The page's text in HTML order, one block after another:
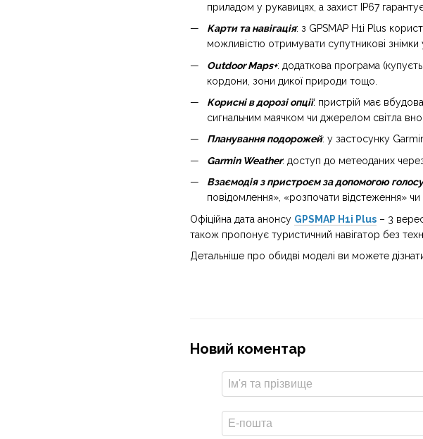
приладом у рукавицях, а захист IP67
Карти та навігація: з GPSMAP H1i Plus
можливістю отримувати супутникові знімки
Outdoor Maps+: додаткова програма
кордони, зони дикої природи тощо.
Корисні в дорозі опції: пристрій має
сигнальним маячком чи джерелом світла
Планування подорожей: у застосунку
Garmin Weather: доступ до метеоданих
Взаємодія з пристроєм за допомогою голосу
повідомлення», «розпочати відстеження»
Офіційна дата анонсу GPSMAP H1i Plus – 3
також пропонує туристичний навігатор без
Детальніше про обидві моделі ви можете
Новий коментар